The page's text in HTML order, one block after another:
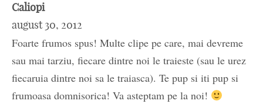
Caliopi
august 30, 2012
Foarte frumos spus! Multe clipe pe care, mai devreme
sau mai tarziu, fiecare dintre noi le traieste (sau le urez
fiecaruia dintre noi sa le traiasca). Te pup si iti pup si
frumoasa domnisorica! Va asteptam pe la noi!